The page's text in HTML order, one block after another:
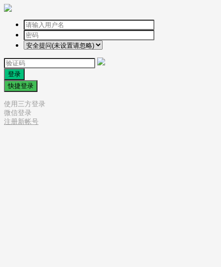
登录
快捷登录
使用三方登录
微信登录
注册新帐号